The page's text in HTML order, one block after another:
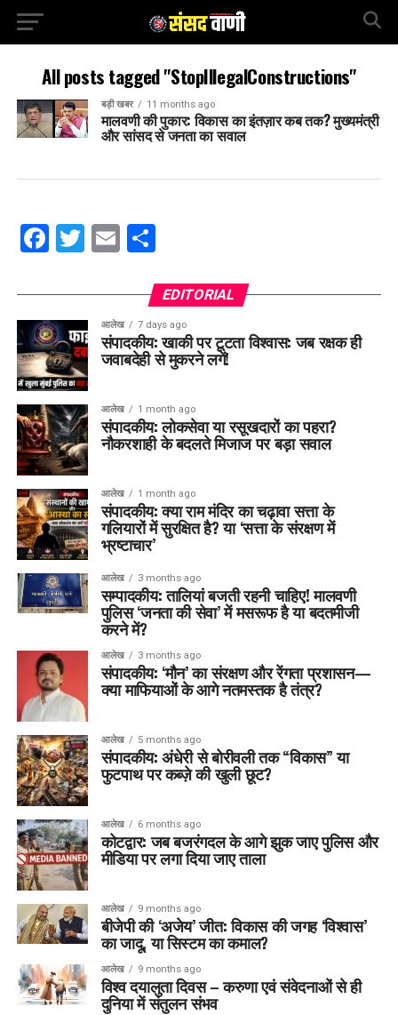
All posts tagged "StopIllegalConstructions"
बड़ी खबर 11 months ago
मालवणी की पुकार: विकास का इंतज़ार कब तक? मुख्यमंत्री
और सांसद से जनता का सवाल
Facebook
Twitter
EmailShare
EDITORIAL
आलेख 7 days ago
संपादकीय: खाकी पर टूटता विश्वास: जब रक्षक ही
जवाबदेही से मुकरने लगें!
आलेख 1 month ago
संपादकीय: लोकसेवा या रसूखदारों का पहरा?
नौकरशाही के बदलते मिजाज पर बड़ा सवाल
आलेख 1 month ago
संपादकीय: क्या राम मंदिर का चढ़ावा सत्ता के
गलियारों में सुरक्षित है? या ‘सत्ता के संरक्षण में
भ्रष्टाचार’
आलेख 3 months ago
सम्पादकीय: तालियां बजती रहनी चाहिए! मालवणी
पुलिस ‘जनता की सेवा’ में मसरूफ है या बदतमीजी
करने में?
आलेख 3 months ago
संपादकीय: ‘मौन’ का संरक्षण और रेंगता प्रशासन—
क्या माफियाओं के आगे नतमस्तक है तंत्र?
आलेख 5 months ago
संपादकीय: अंधेरी से बोरीवली तक “विकास” या
फुटपाथ पर कब्ज़े की खुली छूट?
आलेख 6 months ago
कोटद्वार: जब बजरंगदल के आगे झुक जाए पुलिस और
मीडिया पर लगा दिया जाए ताला
आलेख 9 months ago
बीजेपी की ‘अजेय’ जीत: विकास की जगह ‘विश्वास’
का जादू, या सिस्टम का कमाल?
आलेख 9 months ago
विश्व दयालुता दिवस – करुणा एवं संवेदनाओं से ही
दुनिया में संतुलन संभव